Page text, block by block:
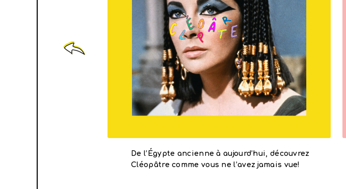
De l’Égypte ancienne à aujourd’hui, découvrez
Cléopâtre comme vous ne l’avez jamais vue!